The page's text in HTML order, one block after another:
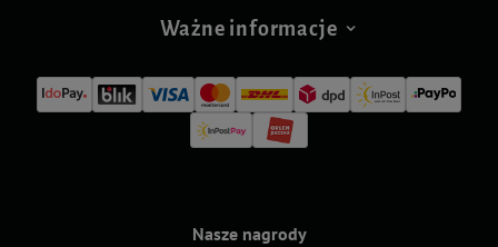
Ważne informacje
Nasze nagrody